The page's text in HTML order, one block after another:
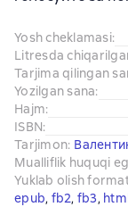
Yosh cheklamasi:
Litresda
Tarjima qilingan
Yozilgan sana:
Hajm:
ISBN:
Tarjimon:
Mualliflik huquqi
Yuklab olish
epub, fb2, fb3,